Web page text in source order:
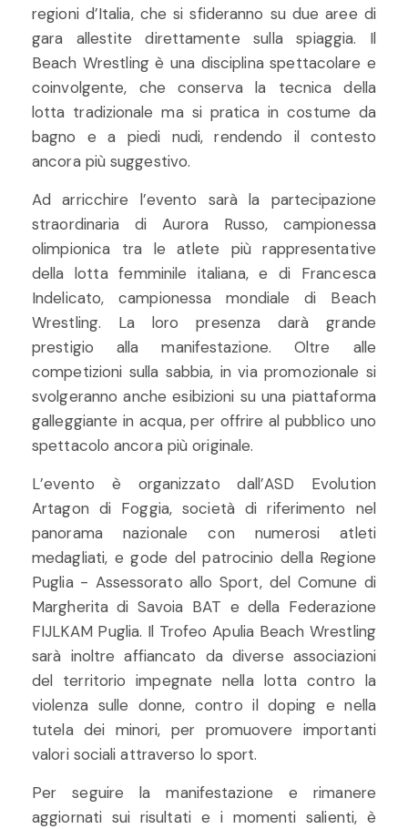
regioni d’Italia, che si sfideranno su due aree di
gara allestite direttamente sulla spiaggia. Il
Beach Wrestling è una disciplina spettacolare e
coinvolgente, che conserva la tecnica della
lotta tradizionale ma si pratica in costume da
bagno e a piedi nudi, rendendo il contesto
ancora più suggestivo.
Ad arricchire l’evento sarà la partecipazione
straordinaria di Aurora Russo, campionessa
olimpionica tra le atlete più rappresentative
della lotta femminile italiana, e di Francesca
Indelicato, campionessa mondiale di Beach
Wrestling. La loro presenza darà grande
prestigio alla manifestazione. Oltre alle
competizioni sulla sabbia, in via promozionale si
svolgeranno anche esibizioni su una piattaforma
galleggiante in acqua, per offrire al pubblico uno
spettacolo ancora più originale.
L’evento è organizzato dall’ASD Evolution
Artagon di Foggia, società di riferimento nel
panorama nazionale con numerosi atleti
medagliati, e gode del patrocinio della Regione
Puglia - Assessorato allo Sport, del Comune di
Margherita di Savoia BAT e della Federazione
FIJLKAM Puglia. Il Trofeo Apulia Beach Wrestling
sarà inoltre affiancato da diverse associazioni
del territorio impegnate nella lotta contro la
violenza sulle donne, contro il doping e nella
tutela dei minori, per promuovere importanti
valori sociali attraverso lo sport.
Per seguire la manifestazione e rimanere
aggiornati sui risultati e i momenti salienti, è